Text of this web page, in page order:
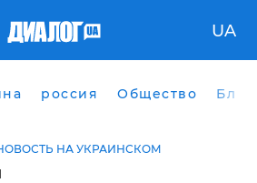
UA
россия Общество
НА УКРАИНСКОМ